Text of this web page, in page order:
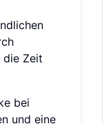
die Zeit
bei
und eine